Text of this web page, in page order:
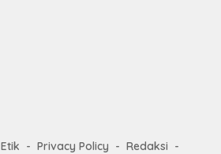
Privacy Policy Redaksi